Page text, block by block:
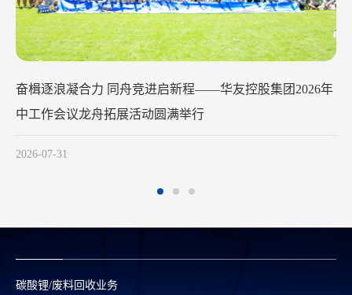
华友钴业2026年中工作会议在苏州召开
碳酸锂/废料回收业务